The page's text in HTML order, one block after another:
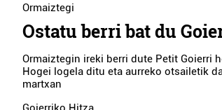
Ormaiztegi
Ostatu berri bat du
Ormaiztegin ireki berri dute Petit Goierri
Hogei logela ditu eta aurreko otsailetik
martxan